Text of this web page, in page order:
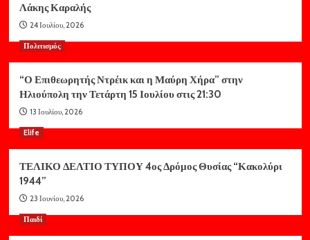
Λάκης Καραλής
24 Ιουλίου, 2026
Πολιτισμός
“Ο Επιθεωρητής Ντρέικ και η Μαύρη Χήρα” στην
Ηλιούπολη την Τετάρτη 15 Ιουλίου στις 21:30
13 Ιουλίου, 2026
Elife
ΤΕΛΙΚΟ ΔΕΛΤΙΟ ΤΥΠΟΥ 4ος Δρόμος Θυσίας “Κακολύρι
1944”
23 Ιουνίου, 2026
Παιδί